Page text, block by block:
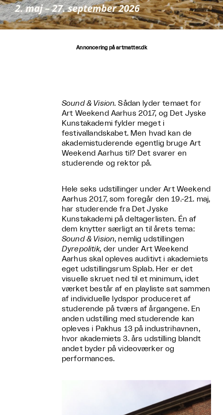
Annoncering på artmatter.dk
Sound & Vision.Sådan lyder temaet for
Art Weekend Aarhus 2017, og Det Jyske
Kunstakademi fylder meget i
festivallandskabet. Men hvad kan de
akademistuderende egentlig bruge Art
Weekend Aarhus til? Det svarer en
studerende og rektor på.
Hele seks udstillinger under Art Weekend
Aarhus 2017, som foregår den 19.-21. maj,
har studerende fra Det Jyske
Kunstakademi på deltagerlisten. Én af
dem knytter særligt an til årets tema:
Sound & Vision, nemlig udstillingen
Dyrepolitik, der under Art Weekend
Aarhus skal opleves auditivt i akademiets
eget udstillingsrumSplab. Her er det
visuelle skruet ned til et minimum, idet
værket består af en playliste sat sammen
af individuelle lydspor produceret af
studerende på tværs af årgangene. En
anden udstilling med studerende kan
opleves i Pakhus 13 på industrihavnen,
hvor akademiets 3. års udstilling blandt
andet byder på videoværker og
performances.